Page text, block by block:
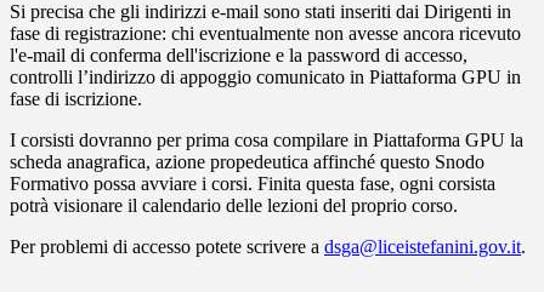
Si precisa che gli indirizzi e-mail sono stati inseriti dai Dirigenti in
fase di registrazione: chi eventualmente non avesse ancora ricevuto
l'e-mail di conferma dell'iscrizione e la password di accesso,
controlli l’indirizzo di appoggio comunicato in Piattaforma GPU in
fase di iscrizione.
I corsisti dovranno per prima cosa compilare in Piattaforma GPU la
scheda anagrafica, azione propedeutica affinché questo Snodo
Formativo possa avviare i corsi. Finita questa fase, ogni corsista
potrà visionare il calendario delle lezioni del proprio corso.
Per problemi di accesso potete scrivere a dsga@liceistefanini.gov.it.